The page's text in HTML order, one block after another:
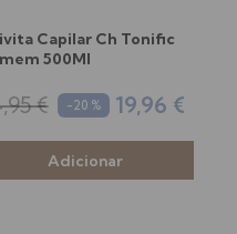
Capilar Ch Tonific
500Ml
€ -20 % 19,96 €